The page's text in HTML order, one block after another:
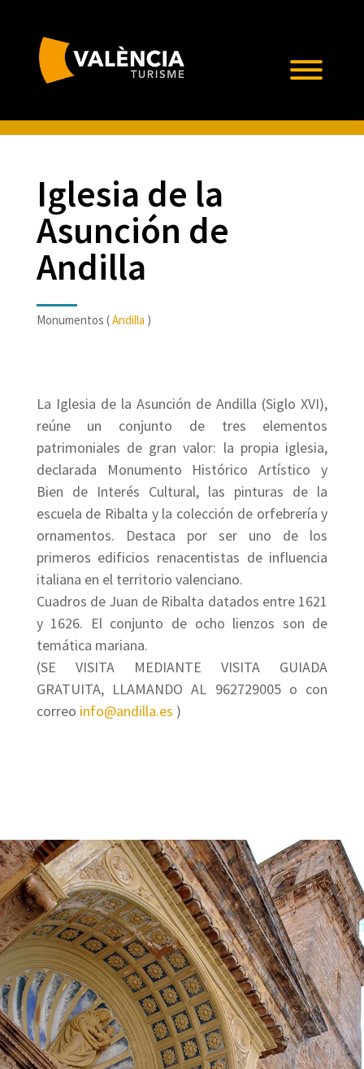
Iglesia de la
Asunción de
Andilla
Monumentos (Andilla )
La Iglesia de la Asunción de Andilla (Siglo XVI),
reúne un conjunto de tres elementos
patrimoniales de gran valor: la propia iglesia,
declarada Monumento Histórico Artístico y
Bien de Interés Cultural, las pinturas de la
escuela de Ribalta y la colección de orfebrería y
ornamentos. Destaca por ser uno de los
primeros edificios renacentistas de influencia
italiana en el territorio valenciano.
Cuadros de Juan de Ribalta datados entre 1621
y 1626. El conjunto de ocho lienzos son de
temática mariana.
(SE VISITA MEDIANTE VISITA GUIADA
GRATUITA, LLAMANDO AL 962729005 o con
correo info@andilla.es )